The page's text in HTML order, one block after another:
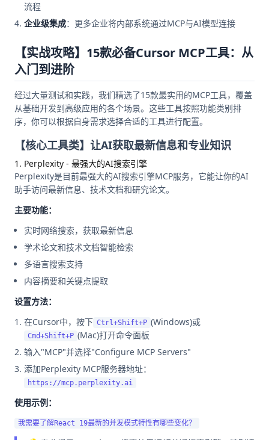
流程
企业级集成：更多企业将内部系统通过MCP与AI模型连接
【实战攻略】15款必备Cursor MCP工具：从
入门到进阶
经过大量测试和实践，我们精选了15款最实用的MCP工具，覆盖
从基础开发到高级应用的各个场景。这些工具按照功能类别排
序，你可以根据自身需求选择合适的工具进行配置。
【核心工具类】让AI获取最新信息和专业知识
1. Perplexity - 最强大的AI搜索引擎
Perplexity是目前最强大的AI搜索引擎MCP服务，它能让你的AI
助手访问最新信息、技术文档和研究论文。
主要功能：
实时网络搜索，获取最新信息
学术论文和技术文档智能检索
多语言搜索支持
内容摘要和关键点提取
设置方法：
在Cursor中，按下 Ctrl+Shift+P (Windows)或
Cmd+Shift+P (Mac)打开命令面板
输入"MCP"并选择"Configure MCP Servers"
添加Perplexity MCP服务器地址：
https://mcp.perplexity.ai
使用示例：